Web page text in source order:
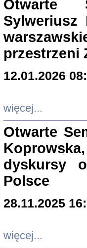
Otwarte
Sylweriusz
przestrzeni
12.01.2026
więcej...
Otwarte
dyskursy
Polsce
28.11.2025
więcej...